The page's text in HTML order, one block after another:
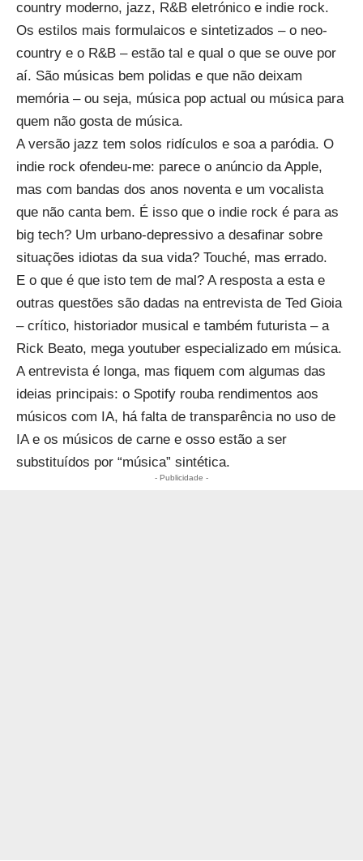
country moderno, jazz, R&B eletrónico e indie rock.
Os estilos mais formulaicos e sintetizados – o neo-
country e o R&B – estão tal e qual o que se ouve por
aí. São músicas bem polidas e que não deixam
memória – ou seja, música pop actual ou música para
quem não gosta de música.
A versão jazz tem solos ridículos e soa a paródia. O
indie rock ofendeu-me: parece o anúncio da Apple,
mas com bandas dos anos noventa e um vocalista
que não canta bem. É isso que o indie rock é para as
big tech? Um urbano-depressivo a desafinar sobre
situações idiotas da sua vida? Touché, mas errado.
E o que é que isto tem de mal? A resposta a esta e
outras questões são dadas na entrevista de Ted Gioia
– crítico, historiador musical e também futurista – a
Rick Beato, mega youtuber especializado em música.
A entrevista é longa, mas fiquem com algumas das
ideias principais: o Spotify rouba rendimentos aos
músicos com IA, há falta de transparência no uso de
IA e os músicos de carne e osso estão a ser
substituídos por “música” sintética.
- Publicidade -